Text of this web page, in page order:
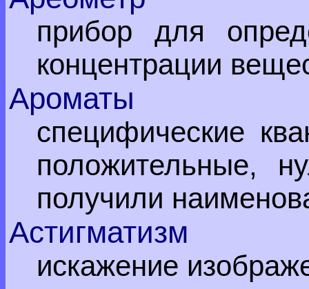
прибор для
концентрации
Ароматы
специфические
положительные,
получили
Астигматизм
искажение